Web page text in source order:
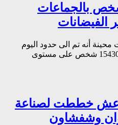
154 ألفا و 309 شخص بالجماعات
الفيضانات
أنه تم الى حدود اليوم
خططت لصناعة
وشفشاون